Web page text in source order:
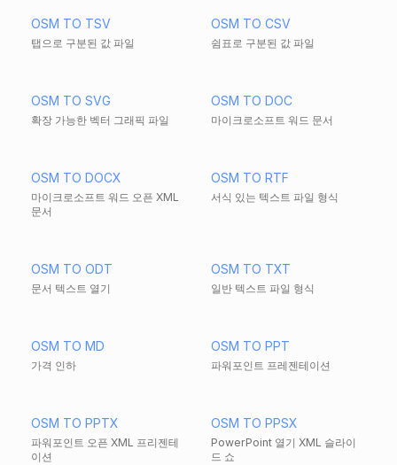
OSM TO TSV
탭으로 구분된 값 파일
OSM TO CSV
쉼표로 구분된 값 파일
OSM TO SVG
확장 가능한 벡터 그래픽 파일
OSM TO DOC
마이크로소프트 워드 문서
OSM TO DOCX
마이크로소프트 워드 오픈 XML
문서
OSM TO RTF
서식 있는 텍스트 파일 형식
OSM TO ODT
문서 텍스트 열기
OSM TO TXT
일반 텍스트 파일 형식
OSM TO MD
가격 인하
OSM TO PPT
파워포인트 프레젠테이션
OSM TO PPTX
파워포인트 오픈 XML 프리젠테
이션
OSM TO PPSX
PowerPoint 열기 XML 슬라이
드 쇼